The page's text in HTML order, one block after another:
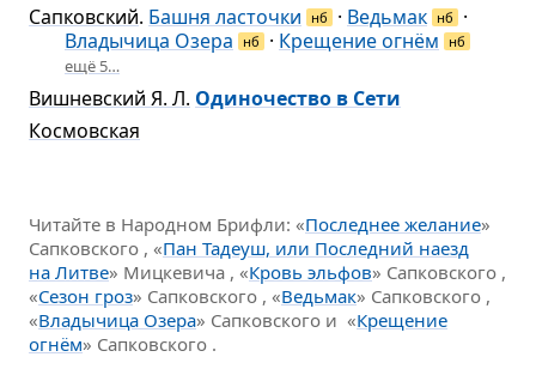
Сапковский. Башня ласточки нб · Ведьмак нб
·
Владычица Озера
нб · Крещение огнём нб
ещё 5…
Вишневский Я. Л. Одиночество в Сети
Космовская
Читайте в Народном Брифли: «Последнее желание»
Сапковского , «Пан Тадеуш, или Последний наезд
на Литве» Мицкевича , «Кровь эльфов» Сапковского ,
«Сезон гроз» Сапковского , «Ведьмак» Сапковского ,
«Владычица Озера» Сапковского и «Крещение
огнём» Сапковского .